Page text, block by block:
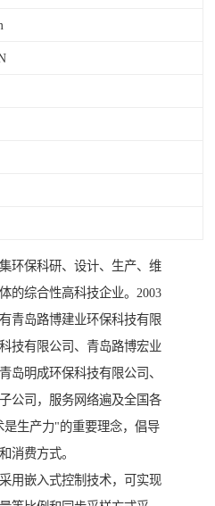
环保科研、设计、生产、维
的综合性高科技企业。2003
青岛路博建业环保科技有限
技有限公司、青岛路博宏业
岛明成环保科技有限公司、
公司，服务网络遍及全国各
生产力"的重要理念，倡导
消费方式。
用嵌入式控制技术，可实现